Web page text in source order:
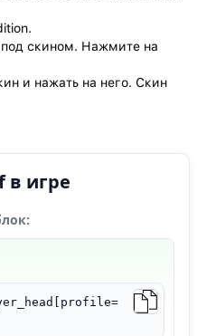
скином. Нажмите на
и нажать на него. Скин
в игре